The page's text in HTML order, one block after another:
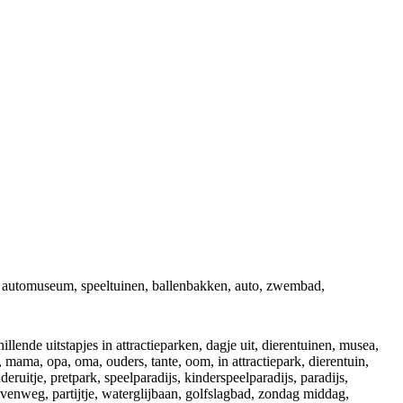
speeltuinen, ballenbakken, auto, zwembad,
uitstapjes in attractieparken, dagje uit, dierentuinen, musea,
opa, oma, ouders, tante, oom, in attractiepark, dierentuin,
pretpark, speelparadijs, kinderspeelparadijs, paradijs,
partijtje, waterglijbaan, golfslagbad, zondag middag,